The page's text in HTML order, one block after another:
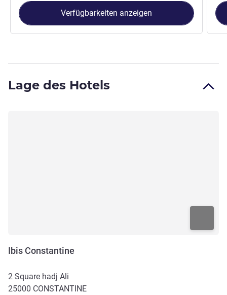
Verfügbarkeiten anzeigen
Lage des Hotels
Ibis Constantine
2 Square hadj Ali
25000 CONSTANTINE